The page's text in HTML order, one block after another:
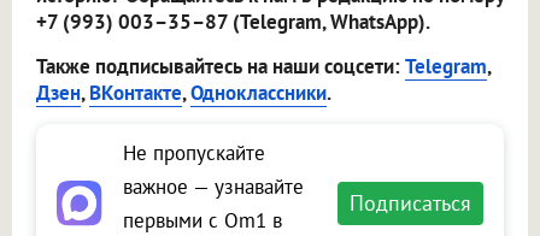
+7 (993) 003–35–87 (Telegram, WhatsApp).
Также подписывайтесь на наши соцсети:Telegram,
Дзен,ВКонтакте,Одноклассники.
Не пропускайте
важное — узнавайте
первыми с Om1 в
Подписаться